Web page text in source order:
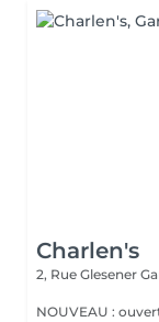
Charlen's
2, Rue Glesener
NOUVEAU :